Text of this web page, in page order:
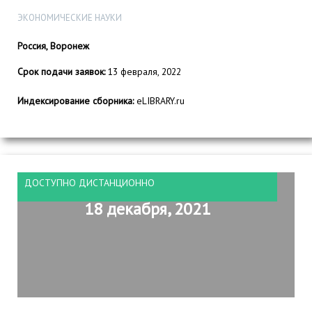
ЭКОНОМИЧЕСКИЕ НАУКИ
Россия, Воронеж
Срок подачи заявок:13 февраля, 2022
Индексирование сборника:eLIBRARY.ru
ДОСТУПНО ДИСТАНЦИОННО
18 декабря, 2021